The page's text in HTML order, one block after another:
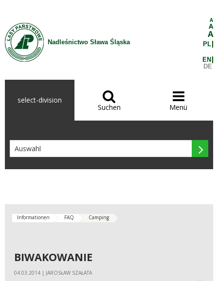
Nadleśnictwo Sława Śląska
A
A
A
PL
EN
DE
select-division 
Suchen

Menü

Informationen FAQ Camping
BIWAKOWANIE
04.03.2014 | JAROSŁAW SZAŁATA